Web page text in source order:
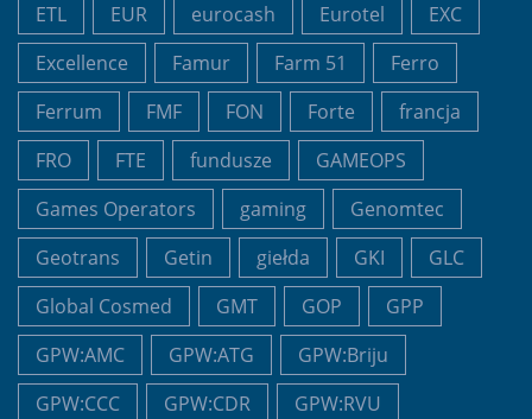
ETL
EUR eurocash Eurotel
EXC
Excellence
Famur Farm 51
Ferro
Ferrum
FMF FON Forte
francja
FRO
FTE fundusze
GAMEOPS
Games Operators
gaming
Genomtec
Geotrans
Getin giełda GKI
GLC
Global Cosmed
GMT GOP
GPP
GPW:AMC
GPW:ATG
GPW:Briju
GPW:CCC
GPW:CDR
GPW:RVU